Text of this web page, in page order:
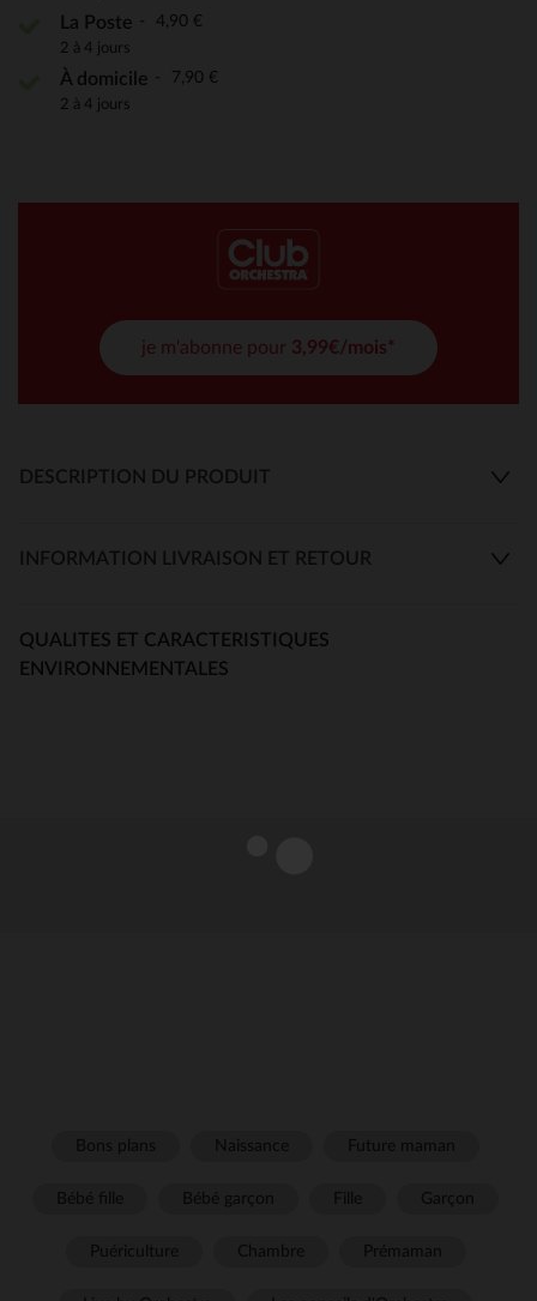
La Poste 4,90 €
2 à 4 jours
À domicile 7,90 €
2 à 4 jours
je m'abonne pour 3,99€/mois*
DESCRIPTION DU PRODUIT
INFORMATION LIVRAISON ET RETOUR
QUALITES ET CARACTERISTIQUES
ENVIRONNEMENTALES